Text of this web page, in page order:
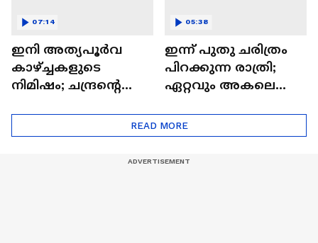
ഇനി അത്യപൂര്‍വ
കാഴ്ച്ചകളുടെ
നിമിഷം; ചന്ദ്രന്റെ
ഒറിയോണിന്റെ യാത്ര
ആരംഭിച്ചു
07:14
ഇന്ന് പുതു ചരിത്രം
പിറക്കുന്ന രാത്രി;
ഏറ്റവും അകലെ
05:38
READ MORE